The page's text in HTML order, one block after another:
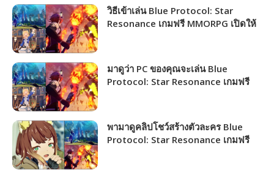
วิธีเข้าเล่น Blue Protocol: Star
Resonance เกมฟรี MMORPG เปิดให้
มาดูว่า PC ของคุณจะเล่น Blue
Protocol: Star Resonance เกมฟรี
พามาดูคลิปโชว์สร้างตัวละคร Blue
Protocol: Star Resonance เกมฟรี